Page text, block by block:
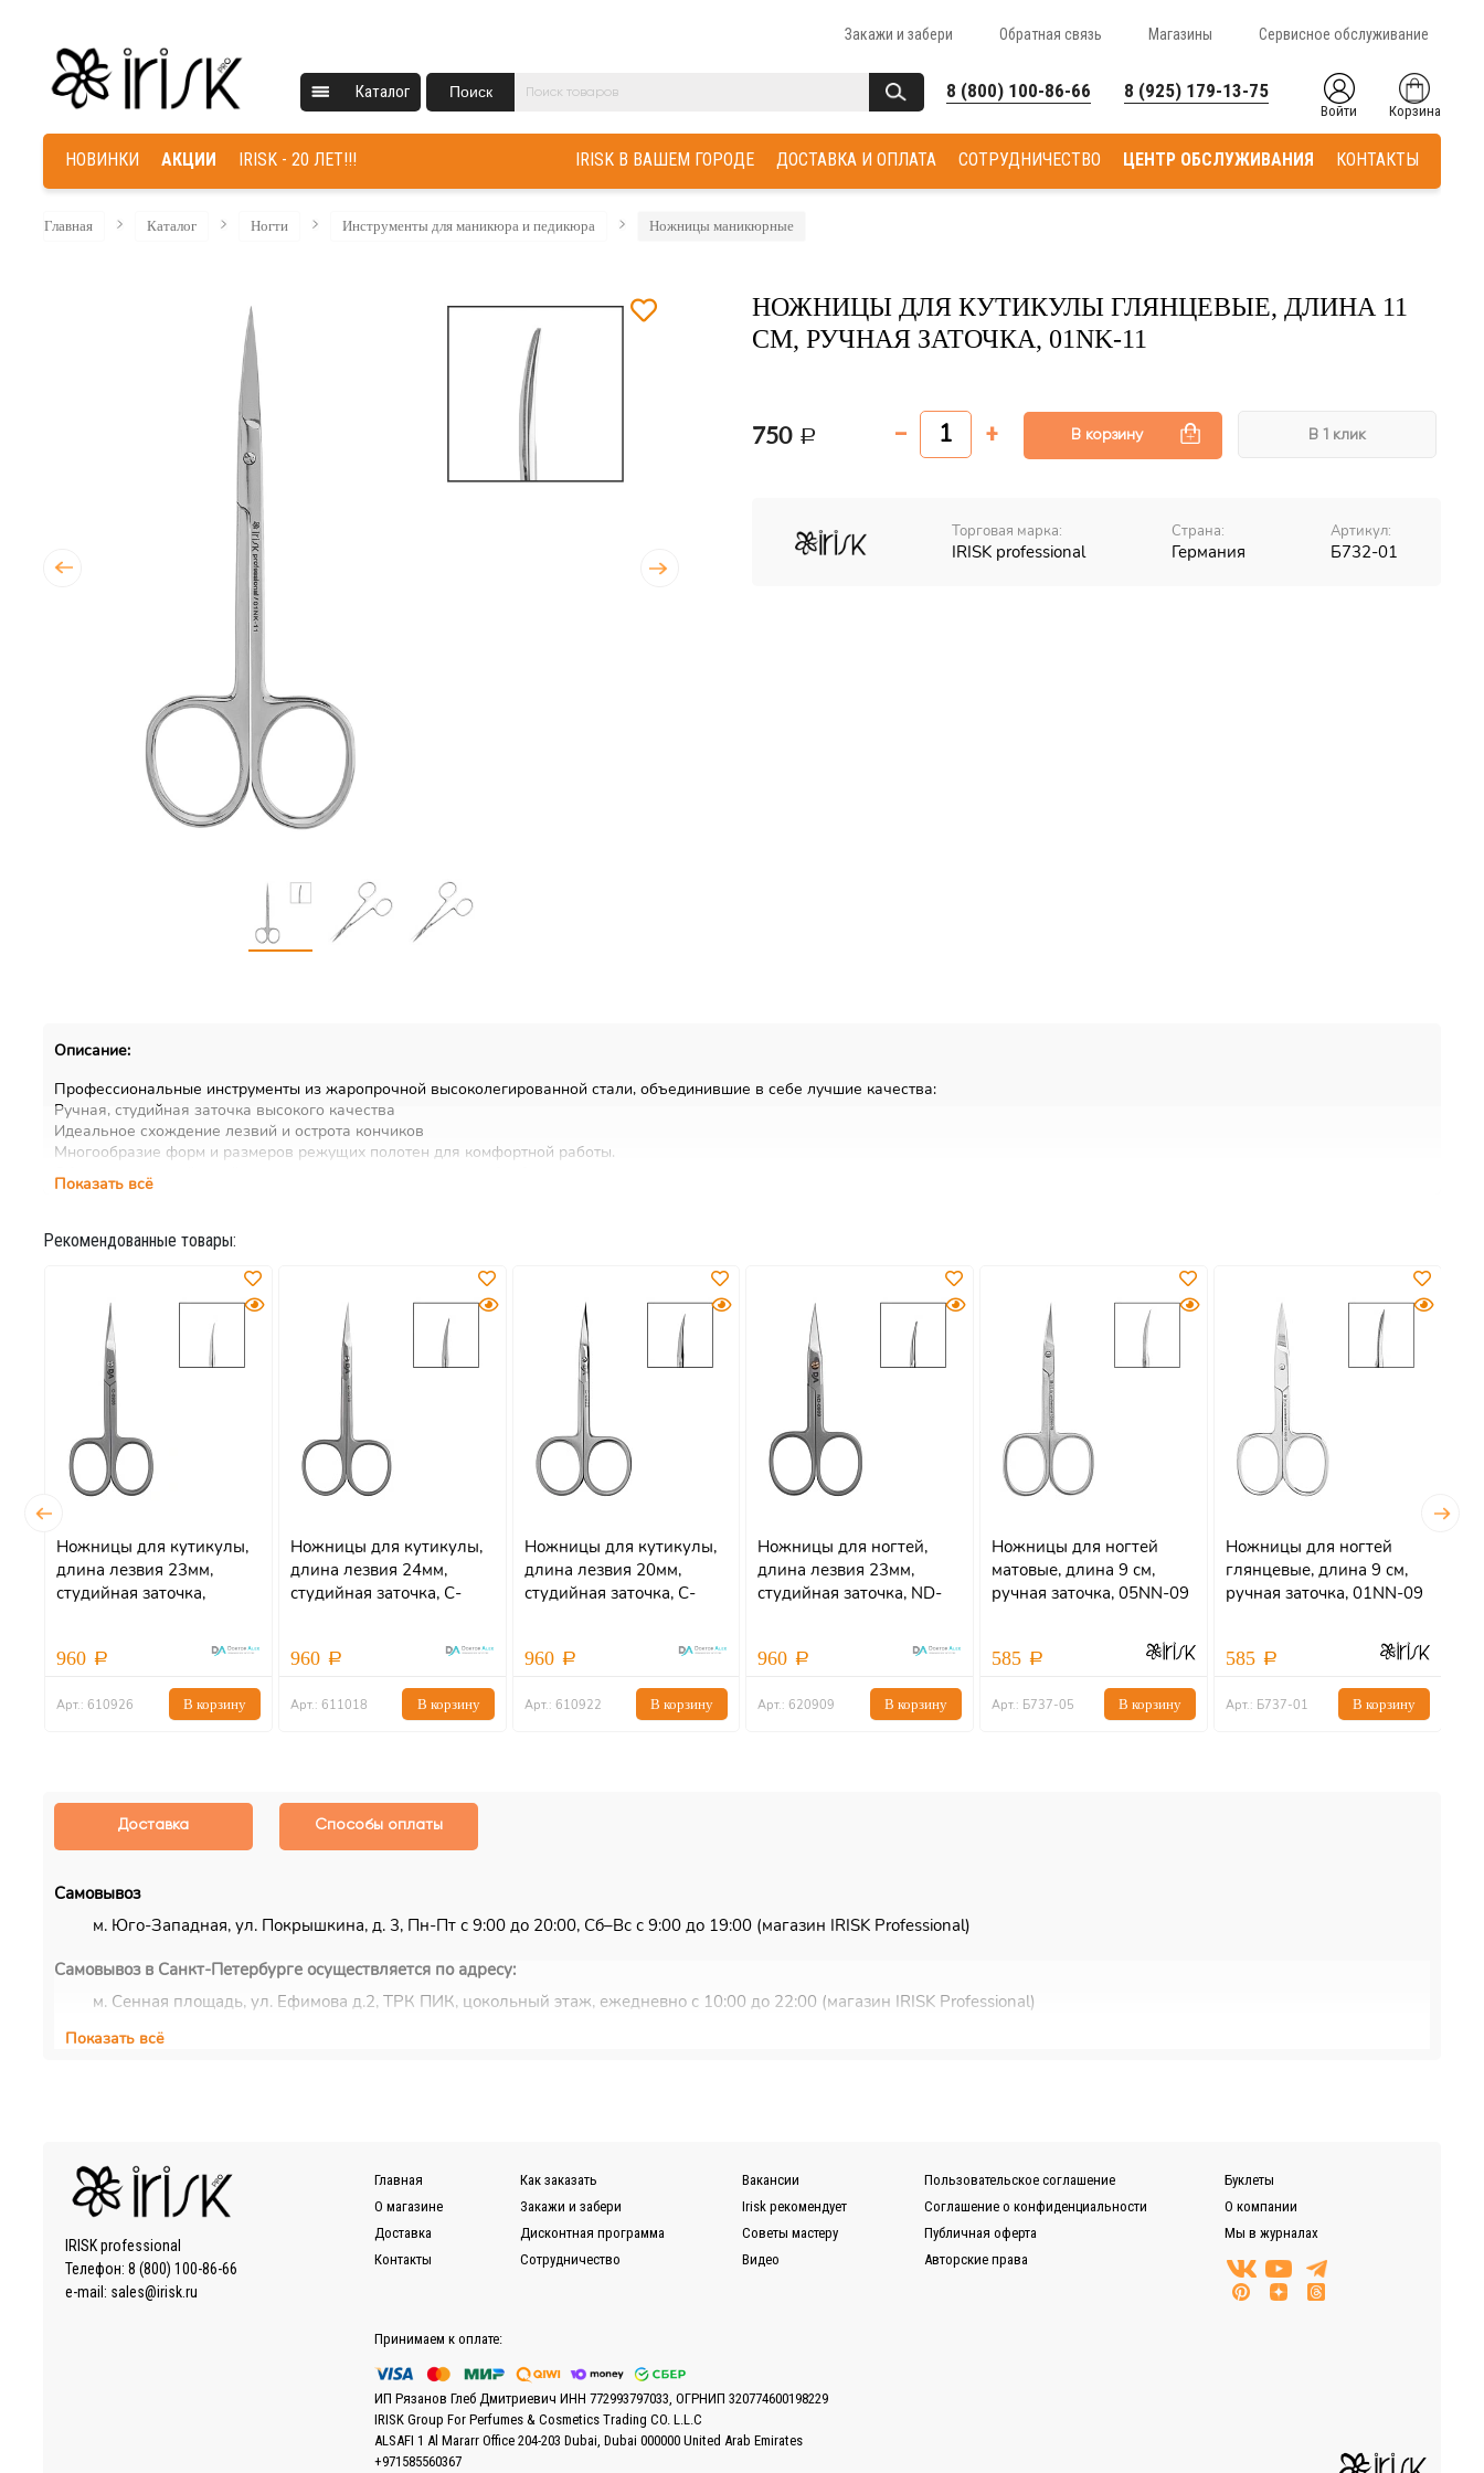
Закажи и забери Обратная связь Магазины Сервисное обслуживание
Каталог Поиск 8 (800) 100-86-66 8 (925) 179-13-75
Войти Корзина
НОВИНКИ АКЦИИ IRISK - 20 ЛЕТ!!! КОНТАКТЫ
ЦЕНТР ОБСЛУЖИВАНИЯ
СОТРУДНИЧЕСТВО
ДОСТАВКА И ОПЛАТА
IRISK В ВАШЕМ ГОРОДЕ
Главная Каталог Ногти Инструменты для маникюра и педикюра Ножницы маникюрные
НОЖНИЦЫ ДЛЯ КУТИКУЛЫ ГЛЯНЦЕВЫЕ, ДЛИНА 11
СМ, РУЧНАЯ ЗАТОЧКА, 01NK-11
750 В корзину В 1 клик
Торговая марка:
IRISK professional
Страна:
Германия
Артикул:
Б732-01
Описание:
Профессиональные инструменты из жаропрочной высоколегированной стали, объединившие в себе лучшие качества:
Ручная, студийная заточка высокого качества
Идеальное схождение лезвий и острота кончиков
Многообразие форм и размеров режущих полотен для комфортной работы.
Обладают высокой устойчивостью к износу и всем видам обработки.
Показать всё
Рекомендованные товары:
Ножницы для кутикулы,
длина лезвия 23мм,
студийная заточка,
960
Арт.: 610926 В корзину
Ножницы для кутикулы,
длина лезвия 24мм,
студийная заточка, C-
960
Арт.: 611018 В корзину
Ножницы для кутикулы,
длина лезвия 20мм,
студийная заточка, C-
960
Арт.: 610922 В корзину
Ножницы для ногтей,
длина лезвия 23мм,
студийная заточка, ND-
960
Арт.: 620909 В корзину
Ножницы для ногтей
матовые, длина 9 см,
ручная заточка, 05NN-09
585
Арт.: Б737-05 В корзину
Ножницы для ногтей
глянцевые, длина 9 см,
ручная заточка, 01NN-09
585
Арт.: Б737-01 В корзину
Доставка Способы оплаты
Самовывоз
м. Юго-Западная, ул. Покрышкина, д. 3, Пн-Пт с 9:00 до 20:00, Сб–Вс с 9:00 до 19:00 (магазин IRISK Professional)
Самовывоз в Санкт-Петербурге осуществляется по адресу:
м. Сенная площадь, ул. Ефимова д.2, ТРК ПИК, цокольный этаж, ежедневно с 10:00 до 22:00 (магазин IRISK Professional)
Курьерская доставка
Также можно воспользоваться услугами наиболее удобной для Вас транспортной компании (СДЭК, ПЭК, Деловые линии, Байкал-Сервис, DPD, ЖелДорЭкспедиция)
Более подробно ознакомиться с условиями доставки заказов вы можете в разделе
Доставка.
Показать всё
IRISK professional
Телефон: 8 (800) 100-86-66
e-mail: sales@irisk.ru
Главная
О магазине
Доставка
Контакты
Как заказать
Закажи и забери
Дисконтная программа
Сотрудничество
Вакансии
Irisk рекомендует
Советы мастеру
Видео
Пользовательское соглашение
Соглашение о конфиденциальности
Публичная оферта
Авторские права
Буклеты
О компании
Мы в журналах
Принимаем к оплате:
ИП Рязанов Глеб Дмитриевич ИНН 772993797033, ОГРНИП 320774600198229
IRISK Group For Perfumes & Cosmetics Trading CO. L.L.C
ALSAFI 1 Al Mararr Office 204-203 Dubai, Dubai 000000 United Arab Emirates
+971585560367